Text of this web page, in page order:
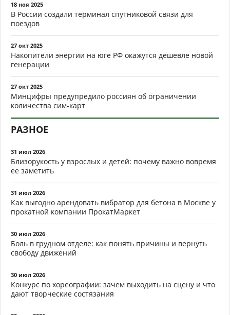
18 ноя 2025
В России создали терминал спутниковой связи для
поездов
27 окт 2025
Накопители энергии на юге РФ окажутся дешевле новой
генерации
27 окт 2025
Минцифры предупредило россиян об ограничении
количества сим-карт
РАЗНОЕ
31 июл 2026
Близорукость у взрослых и детей: почему важно вовремя
ее заметить
31 июл 2026
Как выгодно арендовать вибратор для бетона в Москве у
прокатной компании ПрокатМаркет
30 июл 2026
Боль в грудном отделе: как понять причины и вернуть
свободу движений
30 июл 2026
Конкурс по хореографии: зачем выходить на сцену и что
дают творческие состязания